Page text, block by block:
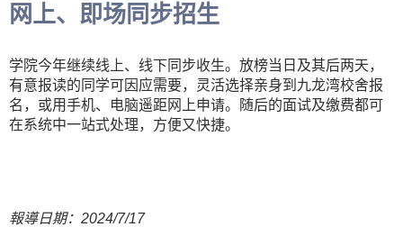
网上、即场同步招生
学院今年继续线上、线下同步收生。放榜当日及其后两天，
有意报读的同学可因应需要，灵活选择亲身到九龙湾校舍报
名，或用手机、电脑遥距网上申请。随后的面试及缴费都可
在系统中一站式处理，方便又快捷。
報導日期：2024/7/17